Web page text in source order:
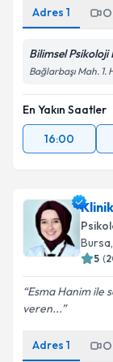
Adres 1
Bilimsel Psikoloji
Bağlarbaşı Mah. 1.
En Yakın Saatler
16:00
Bursa
5 (
Esma Hanim ile
veren...
Adres 1